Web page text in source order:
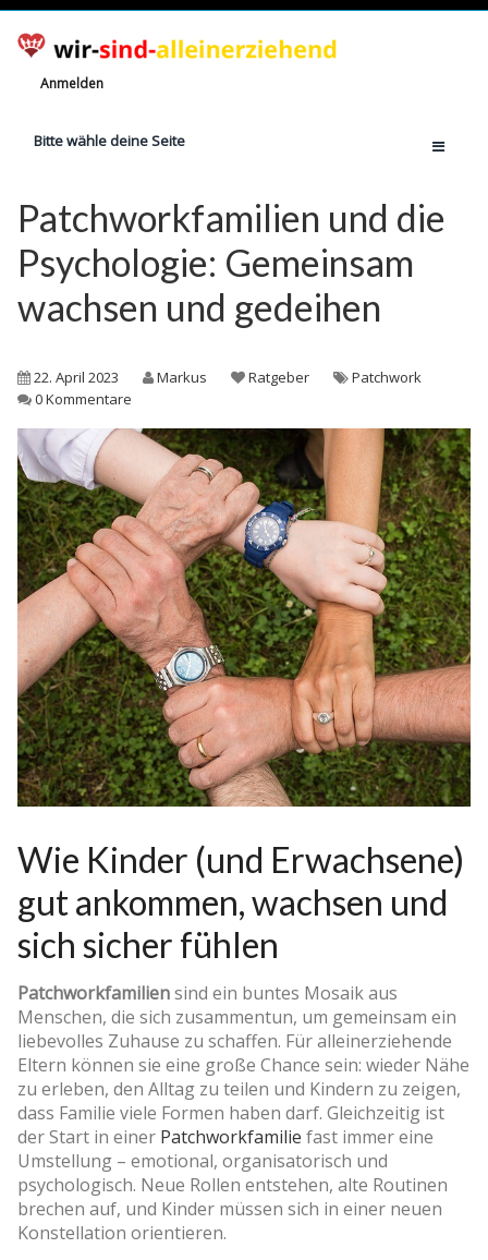
Anmelden
Bitte wähle deine Seite
Jetzt registrieren!
Ratgeber
Anzahl Alleinerziehende
Witze
Rechte
Patchworkfamilien und die
Psychologie: Gemeinsam
wachsen und gedeihen
22. April 2023 Markus Ratgeber
Patchwork
0 Kommentare
Wie Kinder (und Erwachsene)
gut ankommen, wachsen und
sich sicher fühlen
Patchworkfamiliensind ein buntes Mosaik aus
Menschen, die sich zusammentun, um gemeinsam ein
liebevolles Zuhause zu schaffen. Für alleinerziehende
Eltern können sie eine große Chance sein: wieder Nähe
zu erleben, den Alltag zu teilen und Kindern zu zeigen,
dass Familie viele Formen haben darf. Gleichzeitig ist
der Start in einer Patchworkfamilie fast immer eine
Umstellung – emotional, organisatorisch und
psychologisch. Neue Rollen entstehen, alte Routinen
brechen auf, und Kinder müssen sich in einer neuen
Konstellation orientieren.